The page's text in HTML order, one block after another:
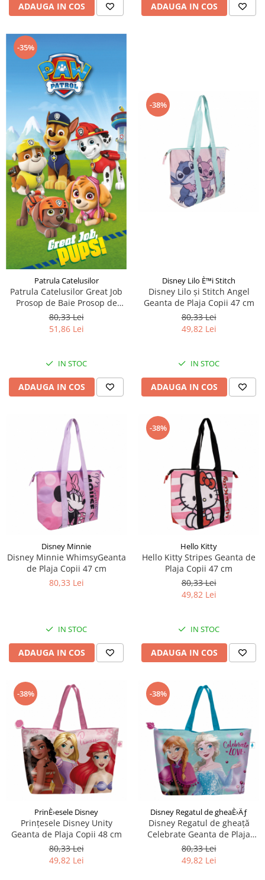
ADAUGA IN COS ADAUGA IN COS
-35%
Patrula Catelusilor
Patrula Catelusilor Great Job
Prosop de Baie Prosop de
Plaja 70x140cm
80,33 Lei
51,86 Lei
IN STOC
ADAUGA IN COS
-38%
Disney Lilo È™i Stitch
Disney Lilo și Stitch Angel
Geanta de Plaja Copii 47 cm
80,33 Lei
49,82 Lei
IN STOC
ADAUGA IN COS
Disney Minnie
Disney Minnie WhimsyGeanta
de Plaja Copii 47 cm
80,33 Lei
IN STOC
ADAUGA IN COS
-38%
Hello Kitty
Hello Kitty Stripes Geanta de
Plaja Copii 47 cm
80,33 Lei
49,82 Lei
IN STOC
ADAUGA IN COS
-38%
PrinÈ›esele Disney
Prințesele Disney Unity
Geanta de Plaja Copii 48 cm
80,33 Lei
49,82 Lei
-38%
Disney Regatul de gheaÈ›Äƒ
Disney Regatul de gheață
Celebrate Geanta de Plaja
Copii 48 cm
80,33 Lei
49,82 Lei